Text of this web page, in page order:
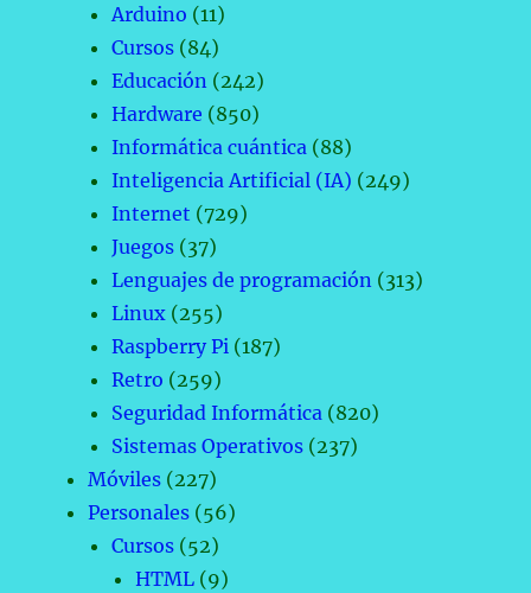
Arduino (11)
Cursos (84)
Educación (242)
Hardware (850)
Informática cuántica (88)
Inteligencia Artificial (IA) (249)
Internet (729)
Juegos (37)
Lenguajes de programación (313)
Linux (255)
Raspberry Pi (187)
Retro (259)
Seguridad Informática (820)
Sistemas Operativos (237)
Móviles (227)
Personales (56)
Cursos (52)
HTML (9)